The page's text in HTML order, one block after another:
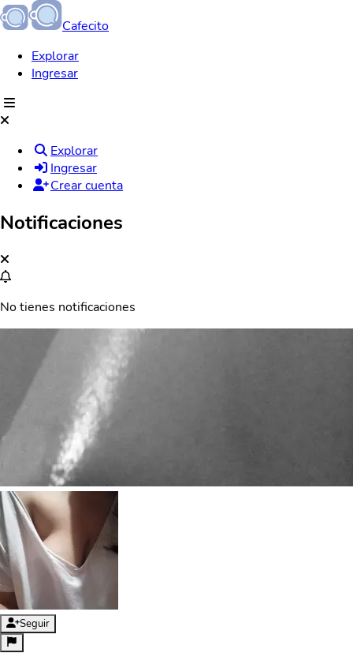
Cafecito
Explorar
Ingresar
Explorar
Ingresar
Crear cuenta
Notificaciones
No tienes notificaciones
Seguir